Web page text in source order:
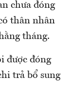
chưa đóng
thân nhân
tháng.
được đóng
trả bổ sung